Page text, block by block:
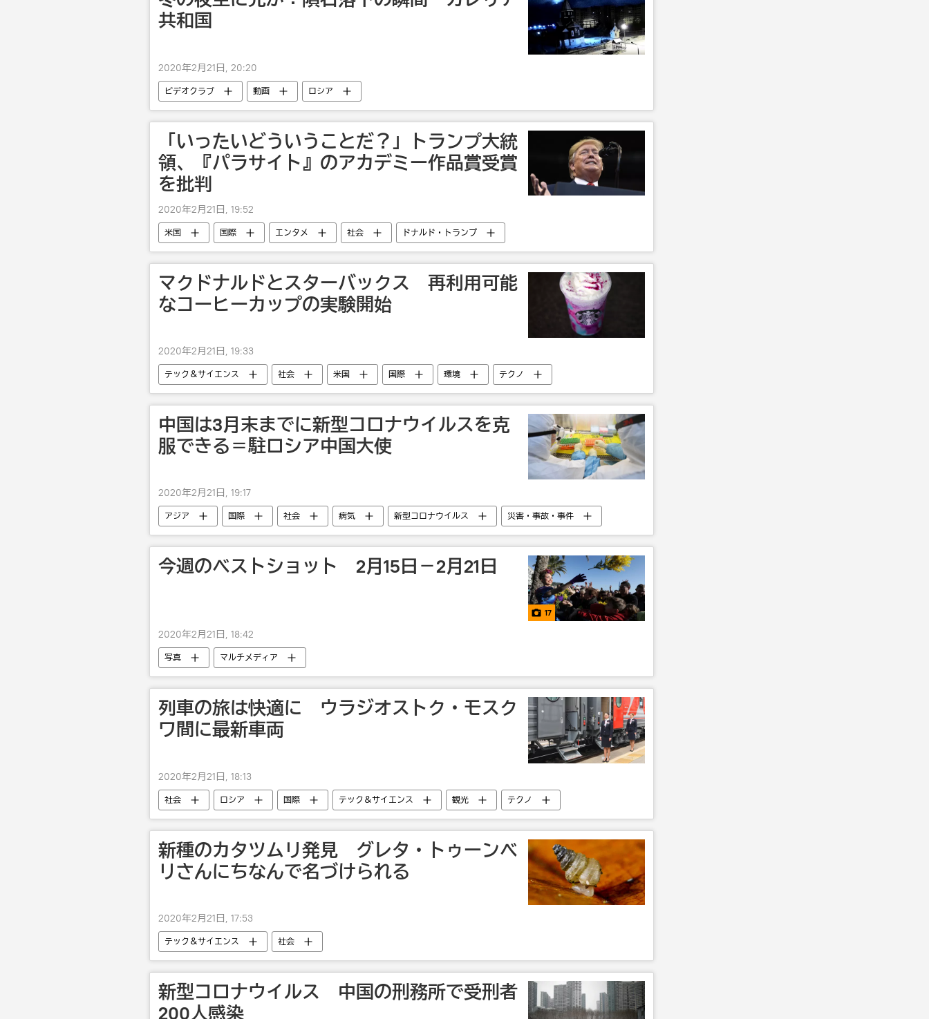
共和国
2020年2月21日, 20:20
ビデオクラブ 動画 ロシア
「いったいどういうことだ？」トランプ大統
領、『パラサイト』のアカデミー作品賞受賞
を批判
2020年2月21日, 19:52
米国 国際 エンタメ 社会 ドナルド・トランプ
マクドナルドとスターバックス 再利用可能
なコーヒーカップの実験開始
2020年2月21日, 19:33
テック＆サイエンス 社会 米国 国際 環境
テクノ
食品
中国は3月末までに新型コロナウイルスを克
服できる＝駐ロシア中国大使
2020年2月21日, 19:17
アジア 国際 社会 病気 新型コロナウイルス 災害・事故・事件
今週のベストショット 2月15日－2月21日
17
2020年2月21日, 18:42
写真 マルチメディア
列車の旅は快適に ウラジオストク・モスク
ワ間に最新車両
2020年2月21日, 18:13
社会 ロシア 国際 テック＆サイエンス 観光 テクノ
新種のカタツムリ発見 グレタ・トゥーンベ
リさんにちなんで名づけられる
2020年2月21日, 17:53
テック＆サイエンス 社会
新型コロナウイルス 中国の刑務所で受刑者
200人感染